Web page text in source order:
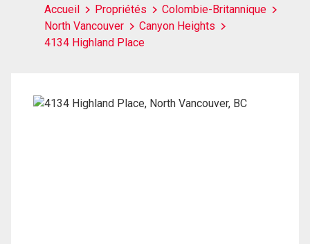
Accueil Propriétés
Colombie-Britannique
North Vancouver
Canyon Heights
4134 Highland Place